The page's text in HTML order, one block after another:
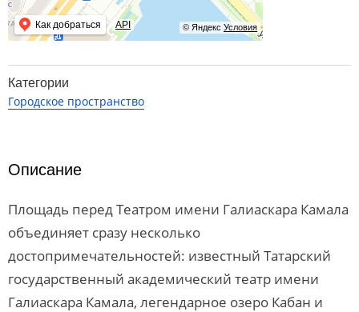
© Яндекс Условия
Как добраться API
Категории
Городское пространство
Описание
Площадь перед Театром имени Галиаскара Камала
объединяет сразу несколько
достопримечательностей: известный Татарский
государственный академический театр имени
Галиаскара Камала, легендарное озеро Кабан и